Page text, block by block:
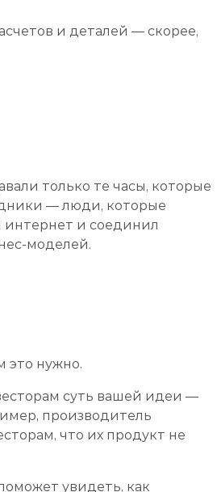
и деталей — скорее,
только те часы, которые
— люди, которые
интернет и соединил
моделей.
это нужно.
суть вашей идеи —
производитель
что их продукт не
увидеть, как